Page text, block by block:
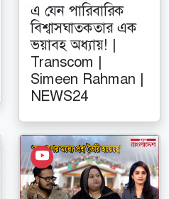
এ যেন পারিবারিক
বিশ্বাসঘাতকতার এক
ভয়াবহ অধ্যায়! |
Transcom |
Simeen Rahman |
NEWS24